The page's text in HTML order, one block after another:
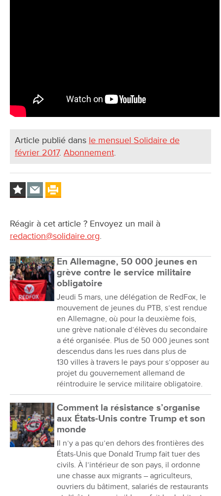
Article publié dans le mensuel Solidaire de
février 2017. Abonnement.
Réagir à cet article ? Envoyez un mail à
redaction@solidaire.org.
En Allemagne, 50 000 jeunes en
grève contre le service militaire
obligatoire
Jeudi 5 mars, une délégation de RedFox, le
mouvement de jeunes du PTB, s’est rendue
en Allemagne, où pour la deuxième fois,
une grève nationale d’élèves du secondaire
a été organisée. Plus de 50 000 jeunes sont
descendus dans les rues dans plus de
130 villes à travers le pays pour s’opposer au
projet du gouvernement allemand de
réintroduire le service militaire obligatoire.
Comment la résistance s’organise
aux États-Unis contre Trump et son
monde
Il n’y a pas qu’en dehors des frontières des
États-Unis que Donald Trump fait tuer des
civils. À l’intérieur de son pays, il ordonne
une chasse aux migrants – agriculteurs,
ouvriers du bâtiment, salariés de restaurants